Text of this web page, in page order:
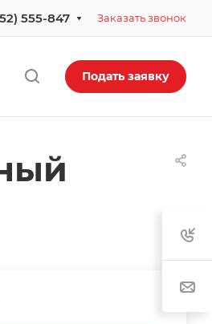
555-847 Заказать звонок
Подать заявку